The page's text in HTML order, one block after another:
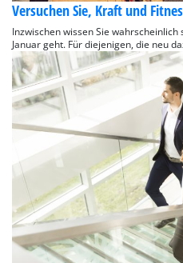
Versuchen Sie, Kraft und
Inzwischen wissen Sie
Januar geht. Für diejenigen, die neu